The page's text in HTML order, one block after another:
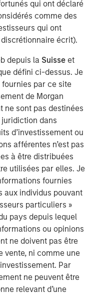
qui ont déclaré
comme des
qui ont
écrit).
depuis la Suisse et
défini ci-dessus. Je
par ce site
de Morgan
ne sont pas destinées
dans
d’investissement ou
afférentes n’est pas
à être distribuées
utilisées par elles. Je
fournies
aux individus pouvant
particuliers »
pays depuis lequel
ou opinions
ne doivent pas être
vente, ni comme une
Par
ne peuvent être
relevant d’une
whether or not the
slows earnings.
look past this
valuations.
overshot on the
i.e.the valuations
potential correction, it
represents upside
multi-
all asset strategies
through solutions
comprehensive
private portfolios.
portfolio or model,